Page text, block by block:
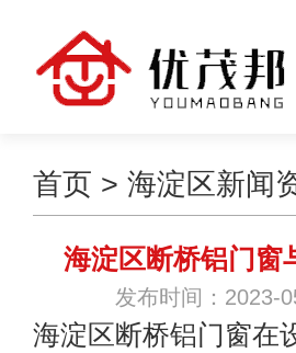
首页 > 海淀区新闻
海淀区断桥铝门窗
发布时间：2023-
海淀区断桥铝门窗在